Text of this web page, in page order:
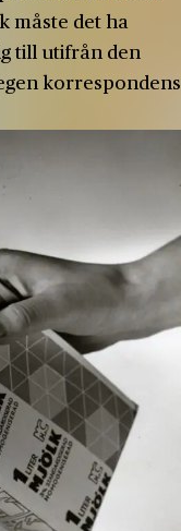
måste det ha
till utifrån den
korrespondens